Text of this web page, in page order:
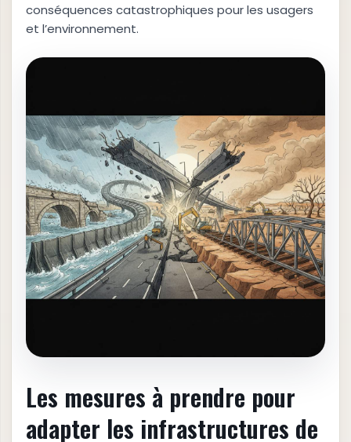
conséquences catastrophiques pour les usagers
et l’environnement.
Les mesures à prendre pour
adapter les infrastructures de